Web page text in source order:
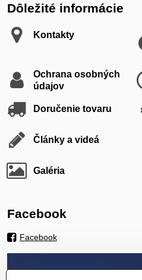
Dôležité informácie
Kontakty
Ochrana osobných
údajov
Doručenie tovaru
Články a videá
Galéria
Facebook
Facebook